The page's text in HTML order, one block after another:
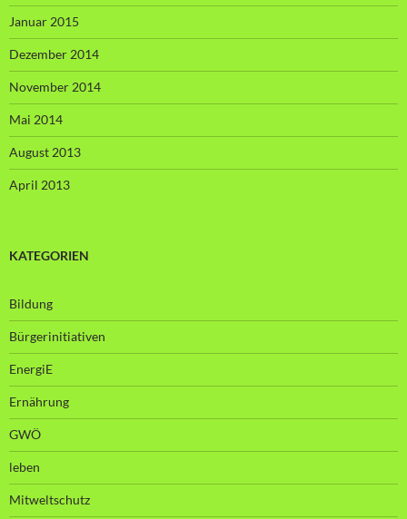
Januar 2015
Dezember 2014
November 2014
Mai 2014
August 2013
April 2013
KATEGORIEN
Bildung
Bürgerinitiativen
EnergiE
Ernährung
GWÖ
leben
Mitweltschutz